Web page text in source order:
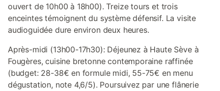
ouvert de 10h00 à 18h00). Treize tours et trois
enceintes témoignent du système défensif. La visite
audioguidée dure environ deux heures.
Après-midi (13h00-17h30): Déjeunez à Haute Sève à
Fougères, cuisine bretonne contemporaine raffinée
(budget: 28-38€ en formule midi, 55-75€ en menu
dégustation, note 4,6/5). Poursuivez par une flânerie